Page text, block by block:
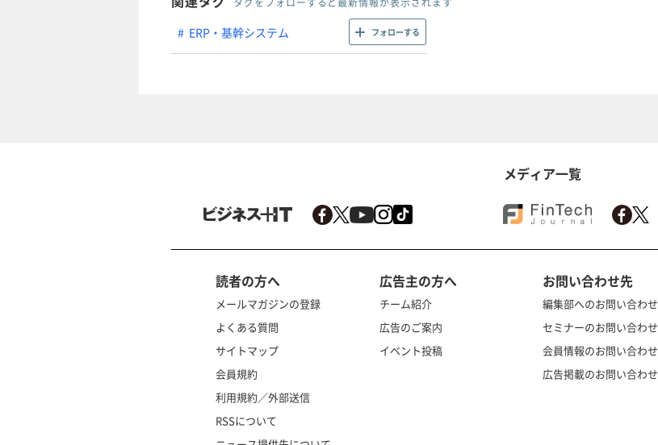
ERP・基幹システム フォローする
メディア一覧
読者の方へ
メールマガジンの登録
よくある質問
サイトマップ
会員規約
利用規約／外部送信
RSSについて
広告主の方へ
チーム紹介
広告のご案内
イベント投稿
お問い合わせ先
編集部へのお問い合わせ
セミナーのお問い合わせ
会員情報のお問い合わせ
広告掲載のお問い合わせ